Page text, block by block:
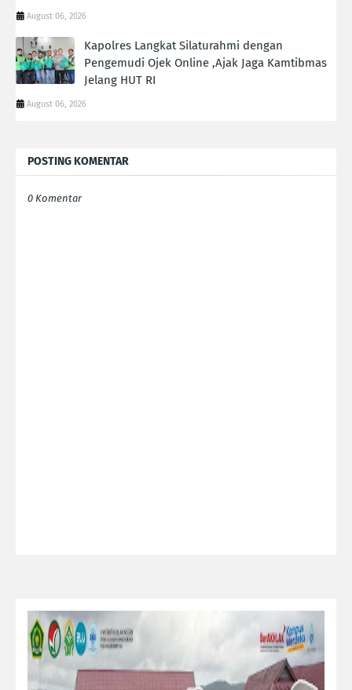
August 06, 2026
Kapolres Langkat Silaturahmi dengan
Pengemudi Ojek Online ,Ajak Jaga Kamtibmas
Jelang HUT RI
August 06, 2026
POSTING KOMENTAR
0 Komentar